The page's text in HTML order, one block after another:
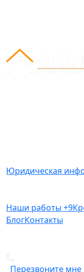
Юридическая
Наши работы +9
БлогКонтакты
Перезвоните мне